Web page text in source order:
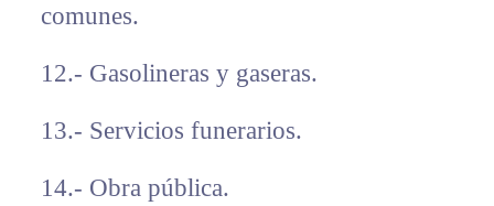
comunes.
12.- Gasolineras y gaseras.
13.- Servicios funerarios.
14.- Obra pública.